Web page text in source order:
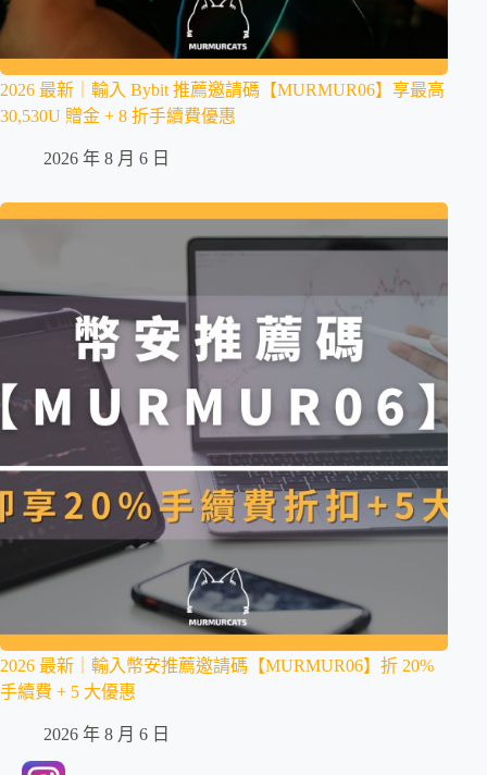
2026 最新｜輸入 Bybit 推薦邀請碼【MURMUR06】享最高
30,530U 贈金 + 8 折手續費優惠
2026 年 8 月 6 日
2026 最新｜輸入幣安推薦邀請碼【MURMUR06】折 20%
手續費 + 5 大優惠
2026 年 8 月 6 日